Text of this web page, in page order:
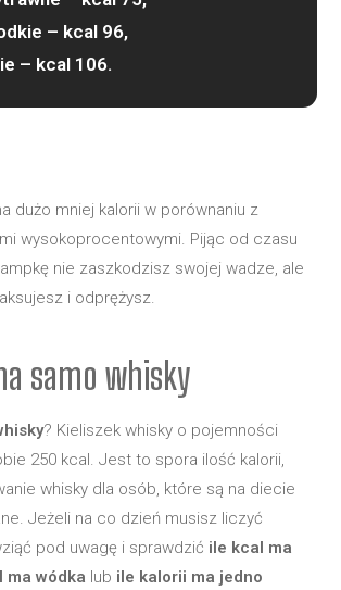
– kcal 96,
– kcal 106.
dużo mniej kalorii w porównaniu z
wysokoprocentowymi. Pijąc od czasu
nie zaszkodzisz swojej wadze, ale
i odprężysz.
samo whisky
? Kieliszek whisky o pojemności
250 kcal. Jest to spora ilość kalorii,
whisky dla osób, które są na diecie
Jeżeli na co dzień musisz liczyć
pod uwagę i sprawdzić ile kcal ma
ma wódka lub ile kalorii ma jedno